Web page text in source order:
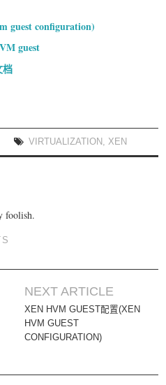
guest configuration)
guest
档
VIRTUALIZATION ,XEN
foolish.
NEXT ARTICLE
XEN HVM GUEST配置(XEN
HVM GUEST
CONFIGURATION)